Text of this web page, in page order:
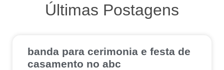
Últimas Postagens
banda para cerimonia e festa de
casamento no abc